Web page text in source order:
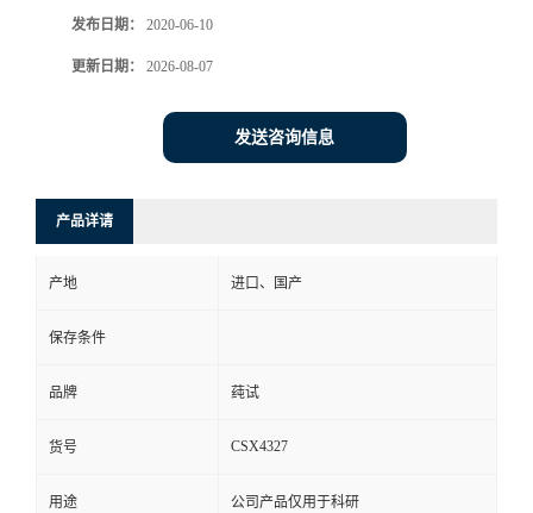
发布日期： 2020-06-10
更新日期： 2026-08-07
发送咨询信息
产品详请
产地 进口、国产
保存条件
品牌 莼试
货号 CSX4327
用途 公司产品仅用于科研